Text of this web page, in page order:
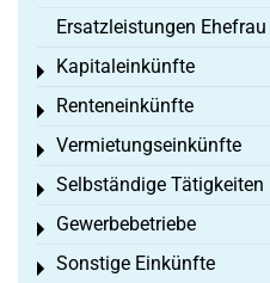
Ersatzleistungen Ehefrau
Kapitaleinkünfte
Toggle menu
Renteneinkünfte
Toggle menu
Vermietungseinkünfte
Toggle menu
Selbständige Tätigkeiten
Toggle menu
Gewerbebetriebe
Toggle menu
Sonstige Einkünfte
Toggle menu